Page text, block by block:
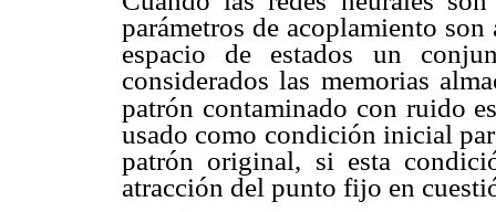
parámetros de acoplamiento
espacio de estados un
considerados las memorias
patrón contaminado con ruido
usado como condición inicial
patrón original, si esta
atracción del punto fijo en